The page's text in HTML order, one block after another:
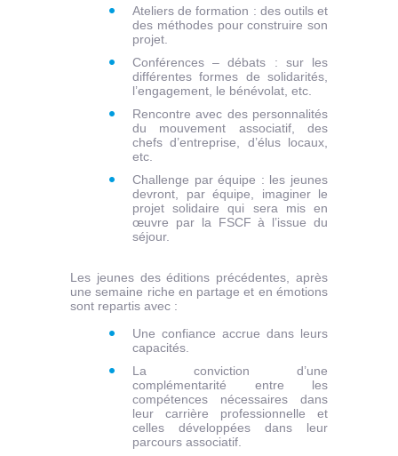
Ateliers de formation : des outils et
des méthodes pour construire son
projet.
Conférences – débats : sur les
différentes formes de solidarités,
l’engagement, le bénévolat, etc.
Rencontre avec des personnalités
du mouvement associatif, des
chefs d’entreprise, d’élus locaux,
etc.
Challenge par équipe : les jeunes
devront, par équipe, imaginer le
projet solidaire qui sera mis en
œuvre par la FSCF à l’issue du
séjour.
Les jeunes des éditions précédentes, après
une semaine riche en partage et en émotions
sont repartis avec :
Une confiance accrue dans leurs
capacités.
La conviction d’une
complémentarité entre les
compétences nécessaires dans
leur carrière professionnelle et
celles développées dans leur
parcours associatif.